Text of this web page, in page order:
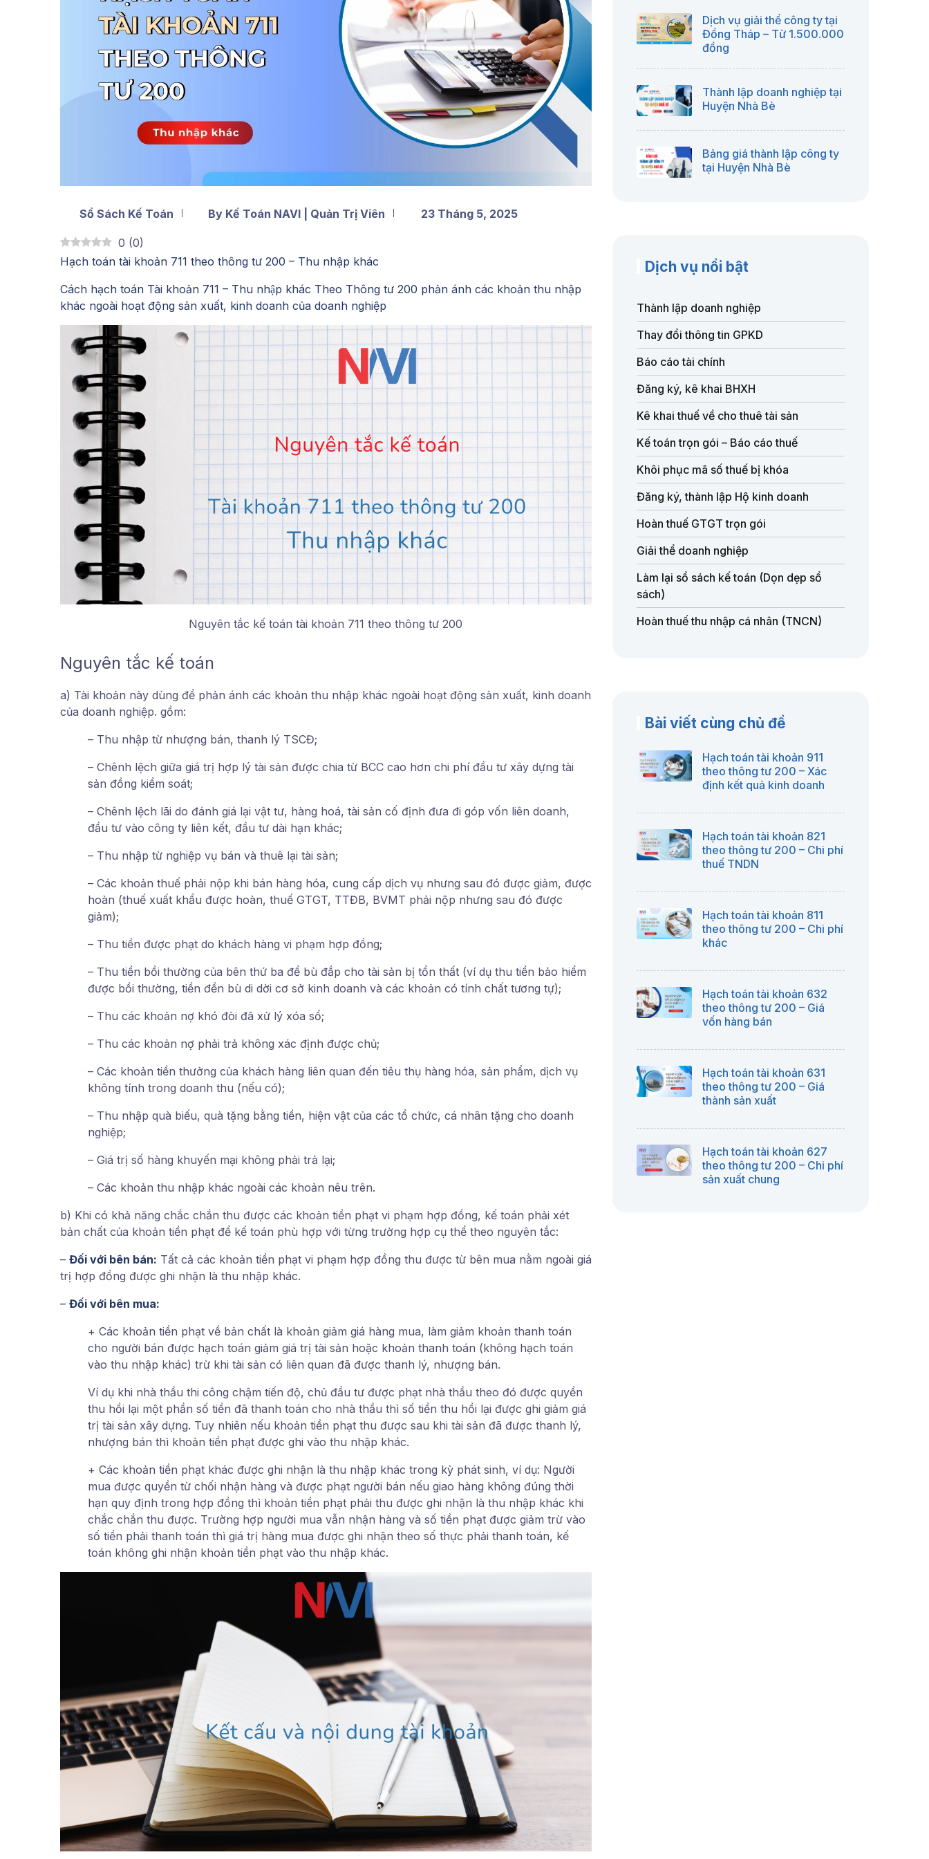
Sổ Sách Kế Toán By Kế Toán NAVI | Quản Trị Viên 23 Tháng 5, 2025
0 (0)
Hạch toán tài khoản 711 theo thông tư 200 – Thu nhập khác
Cách hạch toán Tài khoản 711 – Thu nhập khác Theo Thông tư 200 phản ánh các khoản thu nhập
khác ngoài hoạt động sản xuất, kinh doanh của doanh nghiệp
Nguyên tắc kế toán tài khoản 711 theo thông tư 200
Nguyên tắc kế toán
a) Tài khoản này dùng để phản ánh các khoản thu nhập khác ngoài hoạt động sản xuất, kinh doanh
của doanh nghiệp. gồm:
– Thu nhập từ nhượng bán, thanh lý TSCĐ;
– Chênh lệch giữa giá trị hợp lý tài sản được chia từ BCC cao hơn chi phí đầu tư xây dựng tài
sản đồng kiểm soát;
– Chênh lệch lãi do đánh giá lại vật tư, hàng hoá, tài sản cố định đưa đi góp vốn liên doanh,
đầu tư vào công ty liên kết, đầu tư dài hạn khác;
– Thu nhập từ nghiệp vụ bán và thuê lại tài sản;
– Các khoản thuế phải nộp khi bán hàng hóa, cung cấp dịch vụ nhưng sau đó được giảm, được
hoàn (thuế xuất khẩu được hoàn, thuế GTGT, TTĐB, BVMT phải nộp nhưng sau đó được
giảm);
– Thu tiền được phạt do khách hàng vi phạm hợp đồng;
– Thu tiền bồi thường của bên thứ ba để bù đắp cho tài sản bị tổn thất (ví dụ thu tiền bảo hiểm
được bồi thường, tiền đền bù di dời cơ sở kinh doanh và các khoản có tính chất tương tự);
– Thu các khoản nợ khó đòi đã xử lý xóa sổ;
– Thu các khoản nợ phải trả không xác định được chủ;
– Các khoản tiền thưởng của khách hàng liên quan đến tiêu thụ hàng hóa, sản phẩm, dịch vụ
không tính trong doanh thu (nếu có);
– Thu nhập quà biếu, quà tặng bằng tiền, hiện vật của các tổ chức, cá nhân tặng cho doanh
nghiệp;
– Giá trị số hàng khuyến mại không phải trả lại;
– Các khoản thu nhập khác ngoài các khoản nêu trên.
b) Khi có khả năng chắc chắn thu được các khoản tiền phạt vi phạm hợp đồng, kế toán phải xét
bản chất của khoản tiền phạt để kế toán phù hợp với từng trường hợp cụ thể theo nguyên tắc:
– Đối với bên bán: Tất cả các khoản tiền phạt vi phạm hợp đồng thu được từ bên mua nằm ngoài giá
trị hợp đồng được ghi nhận là thu nhập khác.
– Đối với bên mua:
+ Các khoản tiền phạt về bản chất là khoản giảm giá hàng mua, làm giảm khoản thanh toán
cho người bán được hạch toán giảm giá trị tài sản hoặc khoản thanh toán (không hạch toán
vào thu nhập khác) trừ khi tài sản có liên quan đã được thanh lý, nhượng bán.
Ví dụ khi nhà thầu thi công chậm tiến độ, chủ đầu tư được phạt nhà thầu theo đó được quyền
thu hồi lại một phần số tiền đã thanh toán cho nhà thầu thì số tiền thu hồi lại được ghi giảm giá
trị tài sản xây dựng. Tuy nhiên nếu khoản tiền phạt thu được sau khi tài sản đã được thanh lý,
nhượng bán thì khoản tiền phạt được ghi vào thu nhập khác.
+ Các khoản tiền phạt khác được ghi nhận là thu nhập khác trong kỳ phát sinh, ví dụ: Người
mua được quyền từ chối nhận hàng và được phạt người bán nếu giao hàng không đúng thời
hạn quy định trong hợp đồng thì khoản tiền phạt phải thu được ghi nhận là thu nhập khác khi
chắc chắn thu được. Trường hợp người mua vẫn nhận hàng và số tiền phạt được giảm trừ vào
số tiền phải thanh toán thì giá trị hàng mua được ghi nhận theo số thực phải thanh toán, kế
toán không ghi nhận khoản tiền phạt vào thu nhập khác.
Dịch vụ giải thể công ty tại
Đồng Tháp – Từ 1.500.000
đồng
Thành lập doanh nghiệp tại
Huyện Nhà Bè
Bảng giá thành lập công ty
tại Huyện Nhà Bè
Dịch vụ nổi bật
Thành lập doanh nghiệp
Thay đổi thông tin GPKD
Báo cáo tài chính
Đăng ký, kê khai BHXH
Kê khai thuế về cho thuê tài sản
Kế toán trọn gói – Báo cáo thuế
Khôi phục mã số thuế bị khóa
Đăng ký, thành lập Hộ kinh doanh
Hoàn thuế GTGT trọn gói
Giải thể doanh nghiệp
Làm lại sổ sách kế toán (Dọn dẹp sổ
sách)
Hoàn thuế thu nhập cá nhân (TNCN)
Bài viết cùng chủ đề
Hạch toán tài khoản 911
theo thông tư 200 – Xác
định kết quả kinh doanh
Hạch toán tài khoản 821
theo thông tư 200 – Chi phí
thuế TNDN
Hạch toán tài khoản 811
theo thông tư 200 – Chi phí
khác
Hạch toán tài khoản 632
theo thông tư 200 – Giá
vốn hàng bán
Hạch toán tài khoản 631
theo thông tư 200 – Giá
thành sản xuất
Hạch toán tài khoản 627
theo thông tư 200 – Chi phí
sản xuất chung